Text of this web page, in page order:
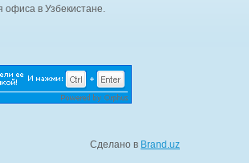
офиса в Узбекистане.
Сделано в Brand.uz